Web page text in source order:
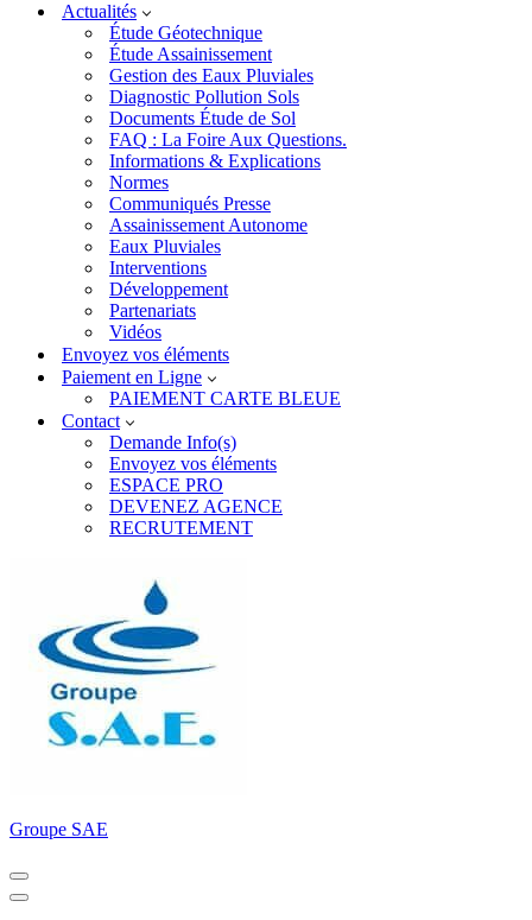
Actualités
Étude Géotechnique
Étude Assainissement
Gestion des Eaux Pluviales
Diagnostic Pollution Sols
Documents Étude de Sol
FAQ : La Foire Aux Questions.
Informations & Explications
Normes
Communiqués Presse
Assainissement Autonome
Eaux Pluviales
Interventions
Développement
Partenariats
Vidéos
Envoyez vos éléments
Paiement en Ligne
PAIEMENT CARTE BLEUE
Contact
Demande Info(s)
Envoyez vos éléments
ESPACE PRO
DEVENEZ AGENCE
RECRUTEMENT
Groupe SAE
Menu
de
Menu